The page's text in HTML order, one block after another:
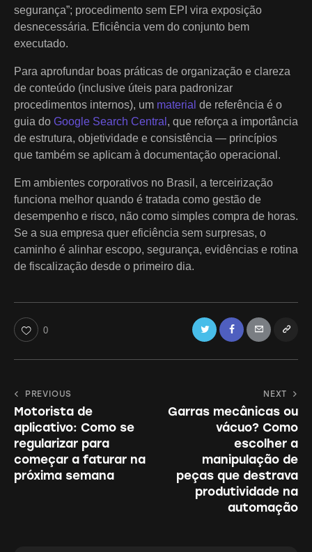
segurança”; procedimento sem EPI vira exposição
desnecessária. Eficiência vem do conjunto bem
executado.
Para aprofundar boas práticas de organização e clareza
de conteúdo (inclusive úteis para padronizar
procedimentos internos), um material de referência é o
guia do Google Search Central , que reforça a importância
de estrutura, objetividade e consistência — princípios
que também se aplicam à documentação operacional.
Em ambientes corporativos no Brasil, a terceirização
funciona melhor quando é tratada como gestão de
desempenho e risco, não como simples compra de horas.
Se a sua empresa quer eficiência sem surpresas, o
caminho é alinhar escopo, segurança, evidências e rotina
de fiscalização desde o primeiro dia.
0 Twitter FacebookEmail Copy
Navegação
de
Post
PREVIOUS
Motorista de
aplicativo: Como se
regularizar para
começar a faturar na
próxima semana
NEXT
Garras mecânicas ou
vácuo? Como
escolher a
manipulação de
peças que destrava
produtividade na
automação